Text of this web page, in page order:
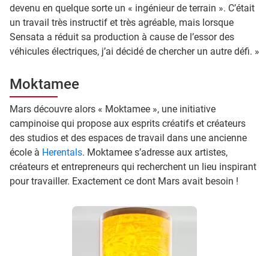
devenu en quelque sorte un « ingénieur de terrain ». C’était
un travail très instructif et très agréable, mais lorsque
Sensata a réduit sa production à cause de l’essor des
véhicules électriques, j’ai décidé de chercher un autre défi. »
Moktamee
Mars découvre alors « Moktamee », une initiative
campinoise qui propose aux esprits créatifs et créateurs
des studios et des espaces de travail dans une ancienne
école à Herentals. Moktamee s’adresse aux artistes,
créateurs et entrepreneurs qui recherchent un lieu inspirant
pour travailler. Exactement ce dont Mars avait besoin !